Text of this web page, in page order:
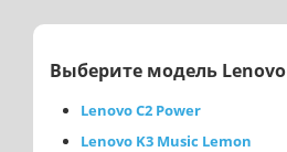
Выберите модель Lenovo
Lenovo C2 Power
Lenovo K3 Music Lemon